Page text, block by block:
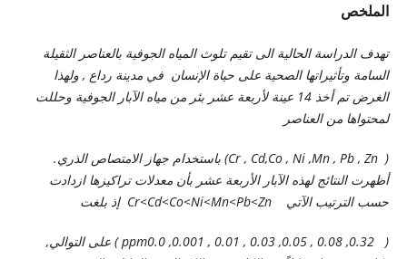
الملخص
تهدف الدراسة الحالية الى تقيم تلوث المياه الجوفية بالعناصر الثقيلة
السامة وتأثيراتها الصحية على حياة الإنسان في مدينة رداع , ولهذا
الغرض تم أخذ 14 عينة لأربعة عشر بئر من مياه الآبار الجوفية وحللت
لمحتواها من العناصر
(
Cr , Cd,Co ,Ni ,Mn ,Pb ,Zn
) باستخدام جهاز الامتصاص الذري.
أظهرت النتائج لهذه الآبار الأربعة عشر بأن معدلات تراكيزها ازدادت
حسب الترتيب الآتي
Cr<Cd<Co<Ni<Mn<Pb<Zn إذ بلغت
( 0.0 ,0.001 , 0.01 , 0.03 ,0.05 , 0.08 ,0.32 ) على التوالي
,